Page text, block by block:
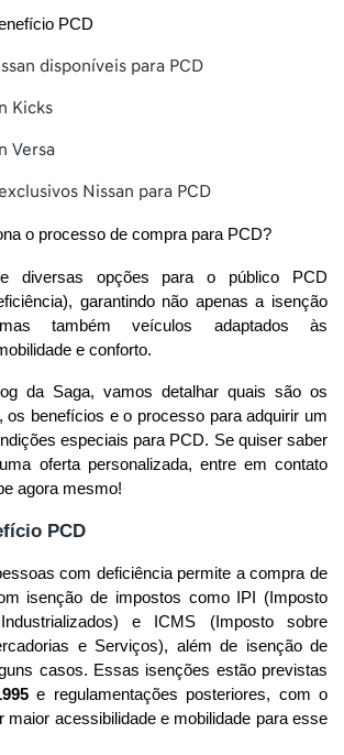
PCD
disponíveis para PCD
Kicks
Versa
Nissan para PCD
o processo de compra para PCD?
diversas opções para o público PCD
garantindo não apenas a isenção
também veículos adaptados às
e conforto.
da Saga, vamos detalhar quais são os
os benefícios e o processo para adquirir um
especiais para PCD. Se quiser saber
oferta personalizada, entre em contato
agora mesmo!
PCD
com deficiência permite a compra de
isenção de impostos como IPI (Imposto
e ICMS (Imposto sobre
e Serviços), além de isenção de
casos. Essas isenções estão previstas
e regulamentações posteriores, com o
maior acessibilidade e mobilidade para esse